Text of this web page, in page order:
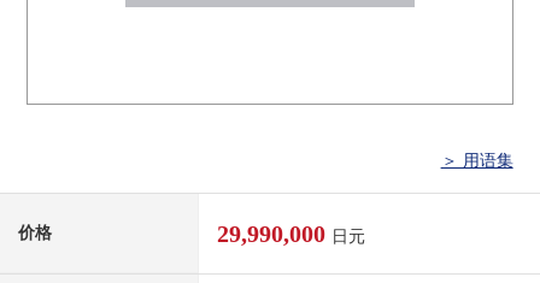
＞ 用语集
价格 29,990,000 日元